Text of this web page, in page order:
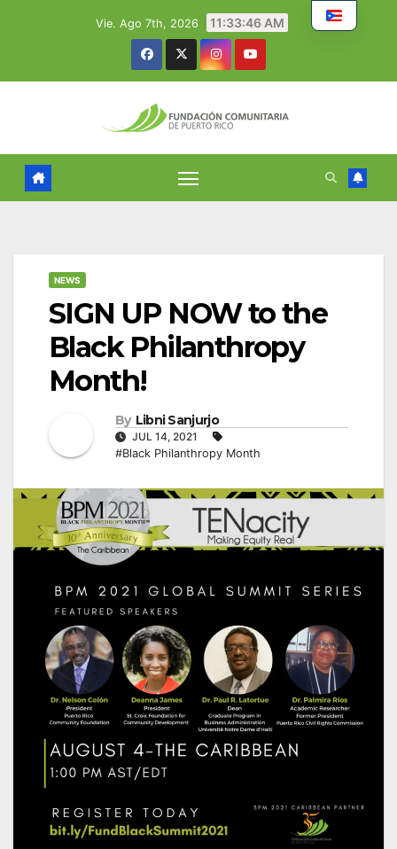
Vie. Ago 7th, 2026 11:33:48 AM
NEWS
SIGN UP NOW to the
Black Philanthropy
Month!
By Libni Sanjurjo
JUL 14, 2021
#Black Philanthropy Month